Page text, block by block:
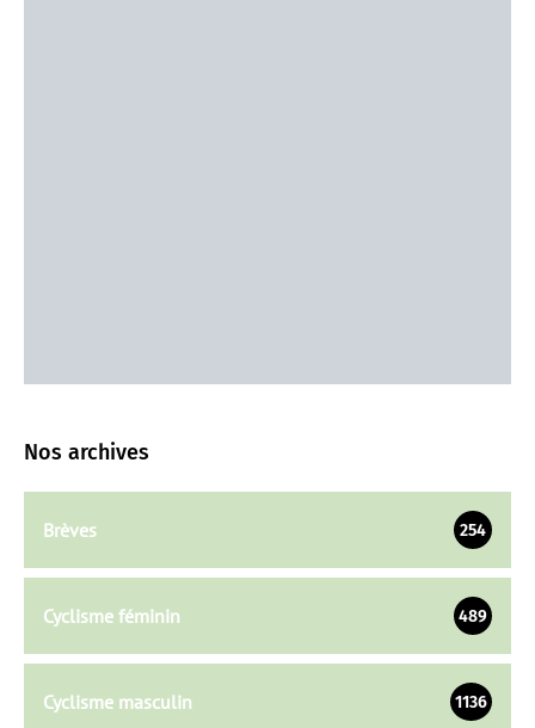
Nos archives
Brèves 254
Cyclisme féminin 489
Cyclisme masculin 1136